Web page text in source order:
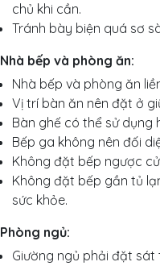
chủ khi cần.
Tránh bày biện quá sơ
Nhà bếp và phòng ăn:
Nhà bếp và phòng ăn
Vị trí bàn ăn nên đặt ở
Bàn ghế có thể sử dụng
Bếp ga không nên đối
Không đặt bếp ngược
Không đặt bếp gần tủ
sức khỏe.
Phòng ngủ:
Giường ngủ phải đặt